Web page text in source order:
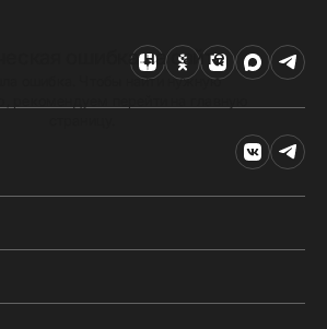
ошибка на сайте
ошибка. Чтобы найти нужную